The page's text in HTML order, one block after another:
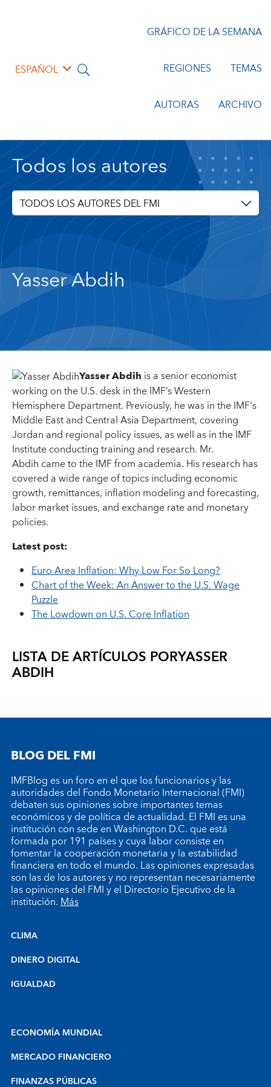
ESPAÑOL
GRÁFICO DE LA SEMANA
REGIONES TEMAS
AUTORAS ARCHIVO
Todos los autores
TODOS LOS AUTORES DEL FMI
Yasser Abdih
Yasser Abdih is a senior economist
working on the U.S. desk in the IMF’s Western
Hemisphere Department. Previously, he was in the IMF's
Middle East and Central Asia Department, covering
Jordan and regional policy issues, as well as in the IMF
Institute conducting training and research. Mr.
Abdih came to the IMF from academia. His research has
covered a wide range of topics including economic
growth, remittances, inflation modeling and forecasting,
labor market issues, and exchange rate and monetary
policies.
Latest post:
Euro Area Inflation: Why Low For So Long?
Chart of the Week: An Answer to the U.S. Wage
Puzzle
The Lowdown on U.S. Core Inflation
LISTA DE ARTÍCULOS PORYASSER
ABDIH
BLOG DEL FMI
IMFBlog es un foro en el que los funcionarios y las
autoridades del Fondo Monetario Internacional (FMI)
debaten sus opiniones sobre importantes temas
económicos y de política de actualidad. El FMI es una
institución con sede en Washington D.C. que está
formada por 191 países y cuya labor consiste en
fomentar la cooperación monetaria y la estabilidad
financiera en todo el mundo. Las opiniones expresadas
son las de los autores y no representan necesariamente
las opiniones del FMI y el Directorio Ejecutivo de la
institución.Más
CLIMA
DINERO DIGITAL
IGUALDAD
ECONOMÍA MUNDIAL
MERCADO FINANCIERO
FINANZAS PÚBLICAS